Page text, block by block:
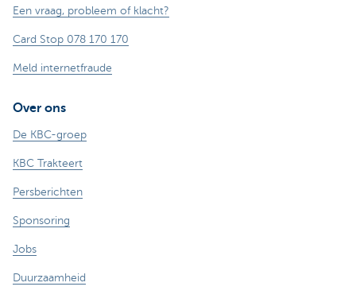
Een vraag, probleem of klacht?
Card Stop 078 170 170
Meld internetfraude
Over ons
De KBC-groep
KBC Trakteert
Persberichten
Sponsoring
Jobs
Duurzaamheid